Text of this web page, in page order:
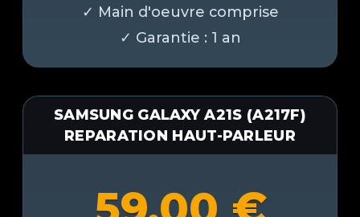
SAMSUNG GALAXY A21S (A217F)
REPARATION HAUT-PARLEUR